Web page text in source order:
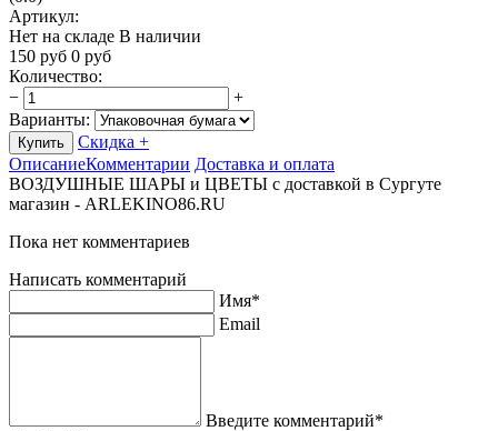
Артикул:
Нет на складе В наличии
150 руб 0 руб
Количество:
−
+
Варианты:
Купить
Скидка +
ОписаниеКомментарии Доставка и оплата
ВОЗДУШНЫЕ ШАРЫ и ЦВЕТЫ с доставкой в Сургуте
магазин - ARLEKINO86.RU
Пока нет комментариев
Написать комментарий
Имя*
Email
Введите комментарий*